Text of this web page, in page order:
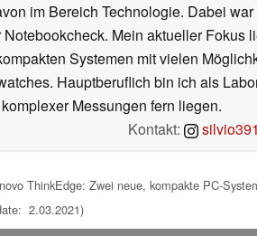
im Bereich Technologie. Dabei
Mein aktueller Fokus
Systemen mit vielen
Hauptberuflich bin ich als
Messungen fern liegen.
Kontakt:
ThinkEdge: Zwei neue, kompakte PC-
2.03.2021)